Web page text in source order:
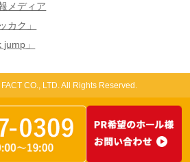
メディア
カク」
」
CO., LTD. All Rights Reserved.